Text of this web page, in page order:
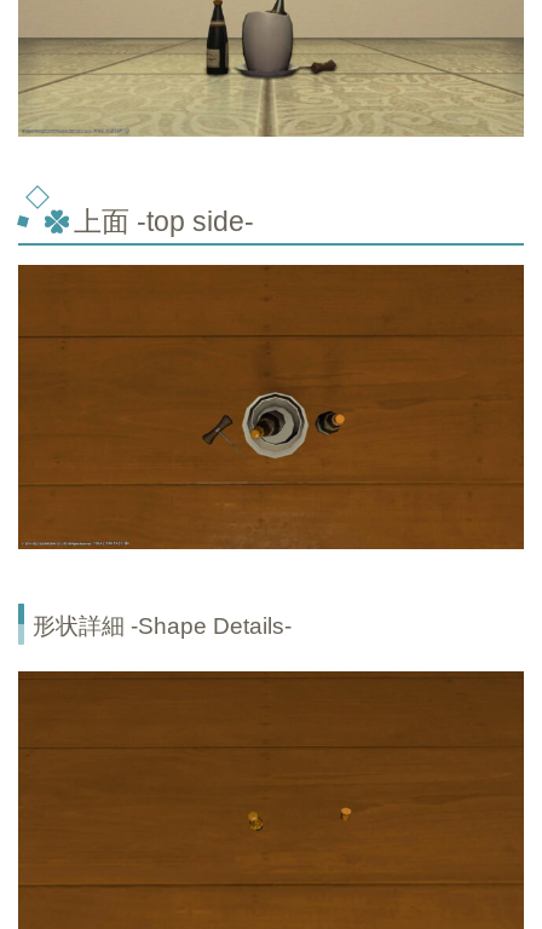
上面 -top side-
形状詳細 -Shape Details-